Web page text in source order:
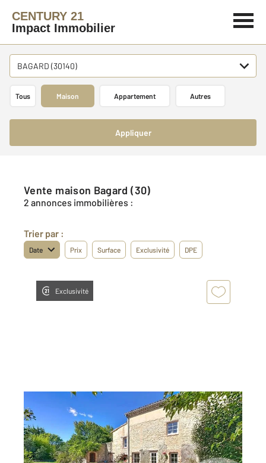
CENTURY 21
Impact Immobilier
BAGARD (30140)
Tous Maison Appartement Autres
Appliquer
Vente maison Bagard (30)
2 annonces immobilières :
Trier par :
Date Prix Surface Exclusivité DPE
Exclusivité
BAGARD 30
255,31 m
2, 6 pièces
Ref : 226
Maison à vendre